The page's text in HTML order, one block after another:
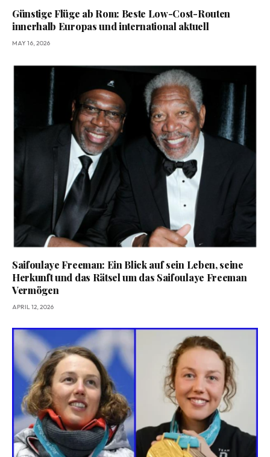
Günstige Flüge ab Rom: Beste Low-Cost-Routen
innerhalb Europas und international aktuell
MAY 16, 2026
Saifoulaye Freeman: Ein Blick auf sein Leben, seine
Herkunft und das Rätsel um das Saifoulaye Freeman
Vermögen
APRIL 12, 2026